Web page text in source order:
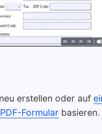
erstellen oder auf
Formular basieren.